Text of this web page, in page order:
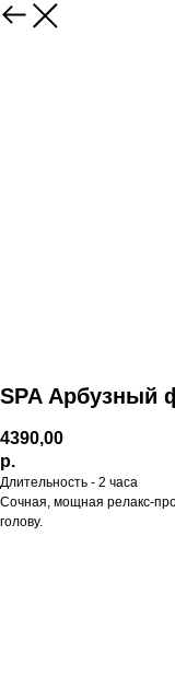
SPA Арбузный
4390,00
р.
Длительность - 2 часа
Сочная, мощная релакс-
голову.